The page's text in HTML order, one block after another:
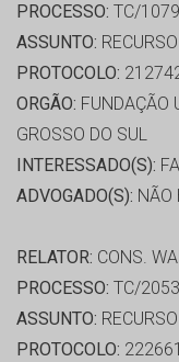
PROCESSO: TC/
ASSUNTO:
PROTOCOLO:
ORGÃO: FUNDAÇÃO
GROSSO DO SUL
INTERESSADO(S):
ADVOGADO(S): NÃO
RELATOR: CONS.
PROCESSO: TC/
ASSUNTO:
PROTOCOLO: